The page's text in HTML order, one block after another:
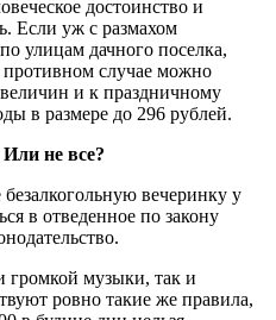
достоинство и
Если уж с размахом
улицам дачного поселка,
случае можно
и к праздничному
в размере до 296 рублей.
не все?
вечеринку у
в отведенное по закону
музыки, так и
ровно такие же правила,